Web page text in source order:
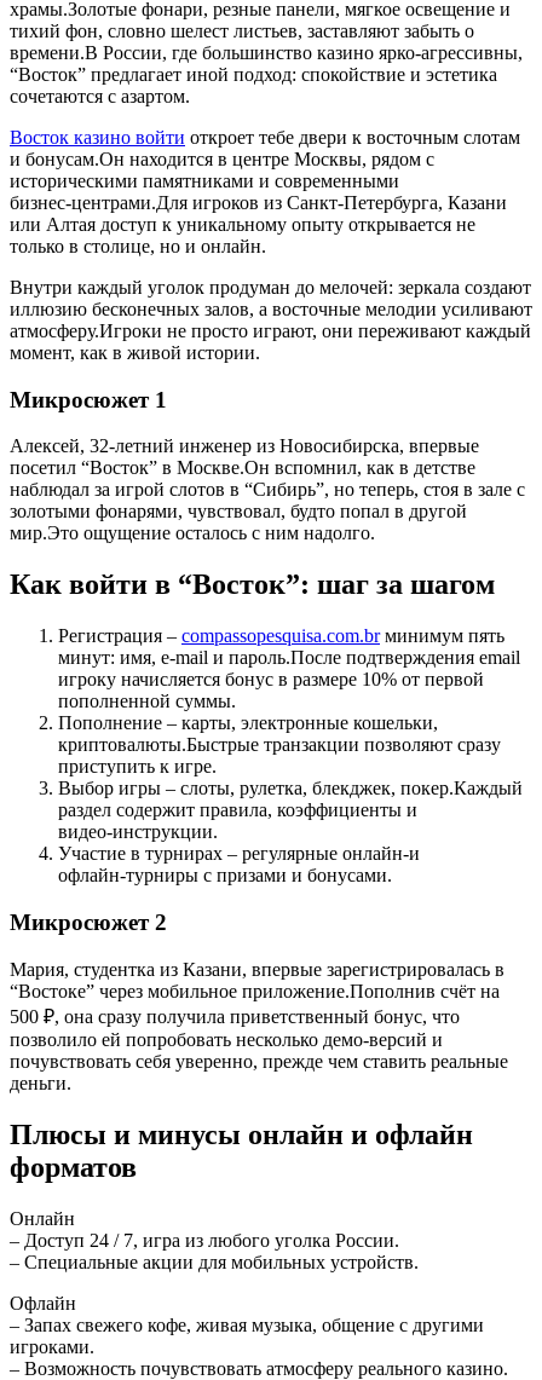
храмы.Золотые фонари, резные панели, мягкое освещение и
тихий фон, словно шелест листьев, заставляют забыть о
времени.В России, где большинство казино ярко‑агрессивны,
“Восток” предлагает иной подход: спокойствие и эстетика
сочетаются с азартом.
Восток казино войти откроет тебе двери к восточным слотам
и бонусам.Он находится в центре Москвы, рядом с
историческими памятниками и современными
бизнес‑центрами.Для игроков из Санкт-Петербурга, Казани
или Алтая доступ к уникальному опыту открывается не
только в столице, но и онлайн.
Внутри каждый уголок продуман до мелочей: зеркала создают
иллюзию бесконечных залов, а восточные мелодии усиливают
атмосферу.Игроки не просто играют, они переживают каждый
момент, как в живой истории.
Микросюжет 1
Алексей, 32‑летний инженер из Новосибирска, впервые
посетил “Восток” в Москве.Он вспомнил, как в детстве
наблюдал за игрой слотов в “Сибирь”, но теперь, стоя в зале с
золотыми фонарями, чувствовал, будто попал в другой
мир.Это ощущение осталось с ним надолго.
Как войти в “Восток”: шаг за шагом
Регистрация – compassopesquisa.com.brминимум пять
минут: имя, e‑mail и пароль.После подтверждения email
игроку начисляется бонус в размере 10% от первой
пополненной суммы.
Пополнение – карты, электронные кошельки,
криптовалюты.Быстрые транзакции позволяют сразу
приступить к игре.
Выбор игры – слоты, рулетка, блекджек, покер.Каждый
раздел содержит правила, коэффициенты и
видео‑инструкции.
Участие в турнирах – регулярные онлайн‑и
офлайн‑турниры с призами и бонусами.
Микросюжет 2
Мария, студентка из Казани, впервые зарегистрировалась в
“Востоке” через мобильное приложение.Пополнив счёт на
500 ₽, она сразу получила приветственный бонус, что
позволило ей попробовать несколько демо‑версий и
почувствовать себя уверенно, прежде чем ставить реальные
деньги.
Плюсы и минусы онлайн и офлайн
форматов
Онлайн
– Доступ 24 / 7, игра из любого уголка России.
– Специальные акции для мобильных устройств.
Офлайн
– Запах свежего кофе, живая музыка, общение с другими
игроками.
– Возможность почувствовать атмосферу реального казино.